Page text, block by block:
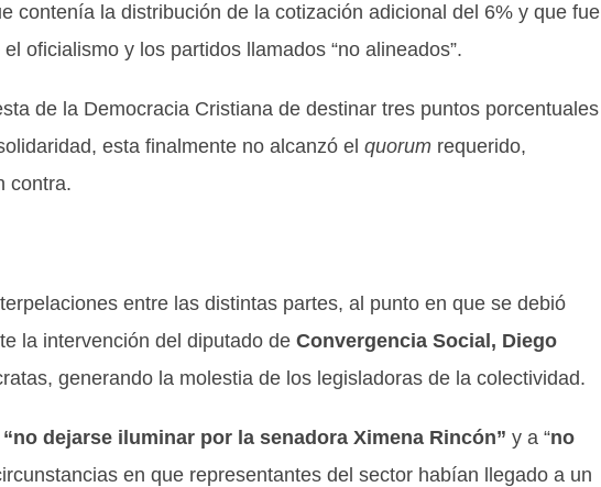
contenía la distribución de la cotización adicional del 6% y que fue
oficialismo y los partidos llamados “no alineados”.
de la Democracia Cristiana de destinar tres puntos porcentuales
esta finalmente no alcanzó el quorum requerido,
contra.
entre las distintas partes, al punto en que se debió
la intervención del diputado de Convergencia Social, Diego
generando la molestia de los legisladoras de la colectividad.
“no dejarse iluminar por la senadora Ximena Rincón” y a “no
en que representantes del sector habían llegado a un